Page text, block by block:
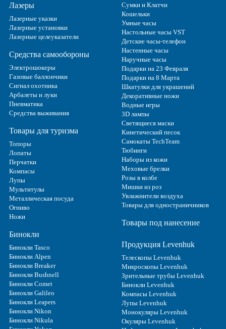
Лазеры
Лазерные указки
Лазерные установки
Лазерные целеуказатели
Средства самообороны
Электрошокеры
Газовые баллончики
Сигнал охотника
Арбалеты и луки
Пневматика
Средства выживания
Товары для туризма
Топоры
Лопаты
Перчатки
Компасы
Лупы
Мультитулы
Металлическая посуда
Огниво
Ножи
Бинокли
Бинокли Tasco
Бинокли Alpen
Бинокли Breaker
Бинокли Bushnell
Бинокли Comet
Бинокли Galileo
Бинокли Leapers
Бинокли Nikon
Бинокли Nikula
Сумки и Клатчи
Кошельки
Умные часы
Настольные часы VST
Детские часы-телефон
Настенные часы
Наручные часы
Подарки на 23 Февраля
Подарки на 8 Марта
Шкатулки для украшений
Декоративные ножи
Водные игры
3D лампы
Светящиеся маски
Кинетический песок
Самокаты TechTeam
Тюбинги
Наборы из кожи
Меховые брелки
Розы в колбе
Мишки из роз
Увлажнители воздуха
Товары для одностраничников
Товары под нанесение
Продукция Levenhuk
Телескопы Levenhuk
Микроскопы Levenhuk
Зрительные трубы Levenhuk
Бинокли Levenhuk
Компасы Levenhuk
Лупы Levenhuk
Монокуляры Levenhuk
Окуляры Levenhuk